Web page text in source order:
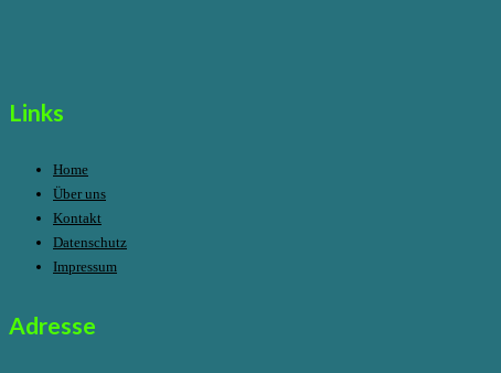
Links
Home
Über uns
Kontakt
Datenschutz
Impressum
Adresse